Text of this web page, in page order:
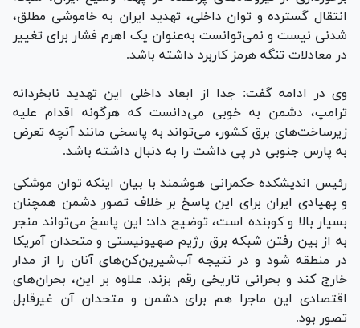
انتقال گسترده و توان داخلی، تهدید ایران به خاموشی مطلق،
شدنی نیست و نمی‌توانست به‌عنوان یک اهرم فشار برای تغییر
در معادلات تنگه هرمز کاربرد داشته باشد.
وی در ادامه گفت: جدا از ابعاد داخلی این تهدید نابخردانه
ترامپ، دشمن به خوبی می‌دانست که هرگونه اقدام علیه
زیرساخت‌های برق کشور، می‌تواند به پاسخی مانند آنچه تعرض
به پارس جنوبی در پی داشت را به دنبال داشته باشد.
رئیس اندیشکده حکمرانی هوشمند با بیان اینکه توان موشکی
و پهپادی ایران برای این پاسخ بر خلاف تصور دشمن همچنان
بسیار بالا و کوبنده است، توضیح داد: این پاسخ می‌تواند منجر
به از بین رفتن شبکه برق رژیم صهیونیستی و متحدان آمریکا
در منطقه شود و در نتیجه آب‌شیرین‌کن‌های آنان را از مدار
خارج کند و بحرانی تاریخی رقم بزند. علاوه بر این، بحران‌های
اقتصادی این ماجرا هم برای دشمن و متحدان آن غیرقابل
تصور بود.